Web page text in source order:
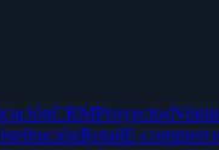
CRMProyectos
RetailE-